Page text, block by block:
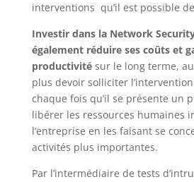
interventions qu’il est possible
Investir dans la Network
également réduire ses coûts et
productivitésur le long terme,
plus devoir solliciter
chaque fois qu’il se présente un
libérer les ressources humaines
l’entreprise en les faisant se
activités plus importantes.
Par l’intermédiaire de tests